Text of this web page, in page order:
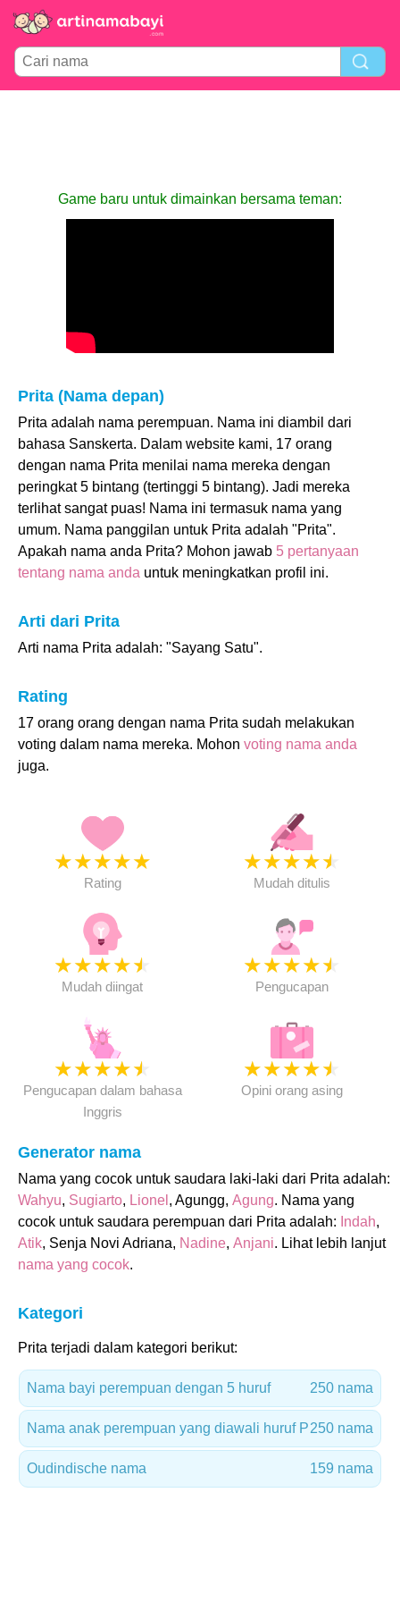
Game baru untuk dimainkan bersama teman:
Prita (Nama depan)
Prita adalah nama perempuan. Nama ini diambil dari
bahasa Sanskerta. Dalam website kami, 17 orang
dengan nama Prita menilai nama mereka dengan
peringkat 5 bintang (tertinggi 5 bintang). Jadi mereka
terlihat sangat puas! Nama ini termasuk nama yang
umum. Nama panggilan untuk Prita adalah "Prita".
Apakah nama anda Prita? Mohon jawab 5 pertanyaan
tentang nama anda untuk meningkatkan profil ini.
Arti dari Prita
Arti nama Prita adalah: "Sayang Satu".
Rating
17 orang orang dengan nama Prita sudah melakukan
voting dalam nama mereka. Mohon voting nama anda
juga.
★★★★★
Rating
★★★★★
Mudah ditulis
★★★★★
Mudah diingat
★★★★★
Pengucapan
★★★★★
Pengucapan dalam bahasa
Inggris
★★★★★
Opini orang asing
Generator nama
Nama yang cocok untuk saudara laki-laki dari Prita adalah:
Wahyu, Sugiarto, Lionel , Agungg, Agung. Nama yang
cocok untuk saudara perempuan dari Prita adalah: Indah,
Atik, Senja Novi Adriana, Nadine, Anjani. Lihat lebih lanjut
nama yang cocok.
Kategori
Prita terjadi dalam kategori berikut:
Nama bayi perempuan dengan 5 huruf 250 nama
Nama anak perempuan yang diawali huruf P250 nama
Oudindische nama 159 nama